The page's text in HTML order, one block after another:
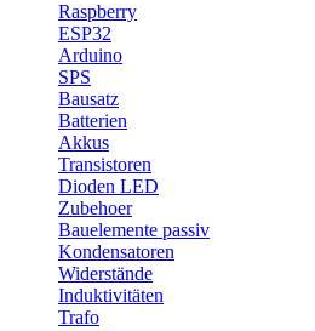
Raspberry
ESP32
Arduino
SPS
Bausatz
Batterien
Akkus
Transistoren
Dioden LED
Zubehoer
Bauelemente passiv
Kondensatoren
Widerstände
Induktivitäten
Trafo